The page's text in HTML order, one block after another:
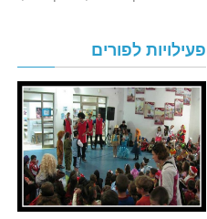
פעילויות לפורים